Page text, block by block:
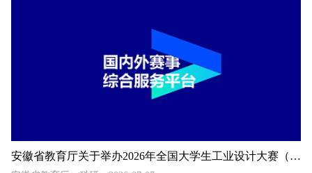
安徽省教育厅关于举办2026年全国大学生工业设计大赛（安徽赛区）的通知